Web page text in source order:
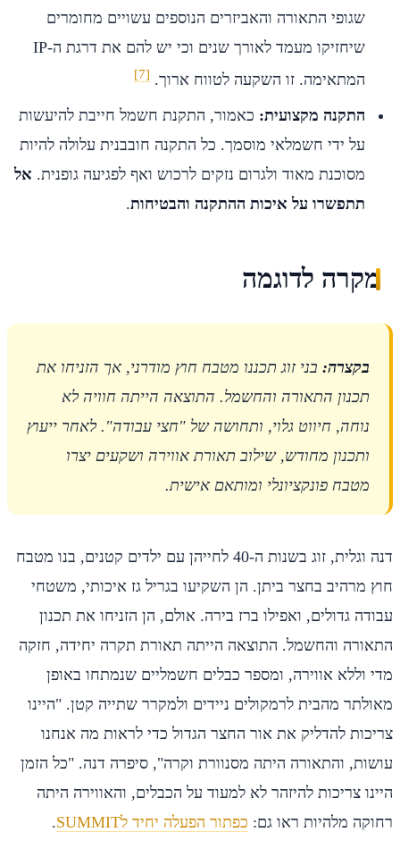
שגופי התאורה והאביזרים הנוספים עשויים מחומרים
שיחזיקו מעמד לאורך שנים וכי יש להם את דרגת ה-IP
המתאימה. זו השקעה לטווח ארוך. [7]
התקנה מקצועית: כאמור, התקנת חשמל חייבת להיעשות
על ידי חשמלאי מוסמך. כל התקנה חובבנית עלולה להיות
מסוכנת מאוד ולגרום נזקים לרכוש ואף לפגיעה גופנית. אל
תתפשרו על איכות ההתקנה והבטיחות.
מקרה לדוגמה
בקצרה:בני זוג תכננו מטבח חוץ מודרני, אך הזניחו את
תכנון התאורה והחשמל. התוצאה הייתה חוויה לא
נוחה, חיווט גלוי, ותחושה של "חצי עבודה". לאחר ייעוץ
ותכנון מחודש, שילוב תאורת אווירה ושקעים יצרו
מטבח פונקציונלי ומותאם אישית.
דנה וגלית, זוג בשנות ה-40 לחייהן עם ילדים קטנים, בנו מטבח
חוץ מרהיב בחצר ביתן. הן השקיעו בגריל גז איכותי, משטחי
עבודה גדולים, ואפילו ברז בירה. אולם, הן הזניחו את תכנון
התאורה והחשמל. התוצאה הייתה תאורת תקרה יחידה, חזקה
מדי וללא אווירה, ומספר כבלים חשמליים שנמתחו באופן
מאולתר מהבית לרמקולים ניידים ולמקרר שתייה קטן. "היינו
צריכות להדליק את אור החצר הגדול כדי לראות מה אנחנו
עושות, והתאורה היתה מסנוורת וקרה", סיפרה דנה. "כל הזמן
היינו צריכות להיזהר לא למעוד על הכבלים, והאווירה היתה
רחוקה מלהיות ראו גם: כפתור הפעלה יחיד לSUMMIT .